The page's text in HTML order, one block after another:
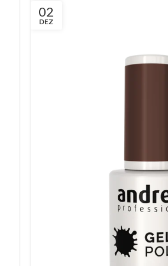
02
DEZ